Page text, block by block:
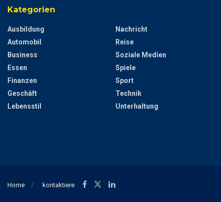
Kategorien
Ausbildung
Automobil
Business
Essen
Finanzen
Geschäft
Lebensstil
Nachricht
Reise
Soziale Medien
Spiele
Sport
Technik
Unterhaltung
Home kontaktiere